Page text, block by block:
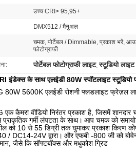
उच्च CRI> 95,95+
DMX512 / मैनुअल
चमक, पोर्टेबल / Dimmable, प्रकाश भरें,
फोटोग्राफी
पोर्टेबल फोटोग्राफी लाइट,स्टूडियो
इंडेक्स के साथ एलईडी 80W स्पॉटलाइट स्टूडियो
80W 5600K एलईडी रोशनी फ्लडलाइट फ्रेज़ल
एक कैमरा वीडियो निरंतर प्रकाश है, जिसमें
गर्मी लंपटता के साथ। आप चमक को
को 10 से 55 डिग्री तक घुमाकर प्रकाश किरण
/ DC14-24V द्वारा। और एफबी -800 जी को
जैसे कि सॉफ्टबॉक्स और मधुकोश ग्रिड